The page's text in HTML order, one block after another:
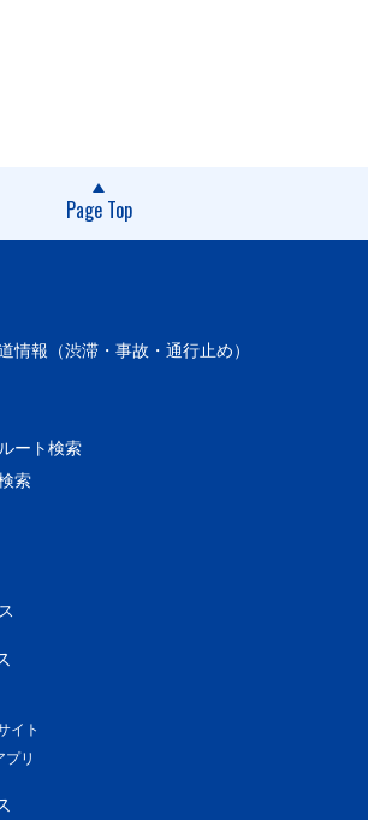
Page Top
情報（渋滞・事故・通行止め）
ート検索
索
イト
プリ